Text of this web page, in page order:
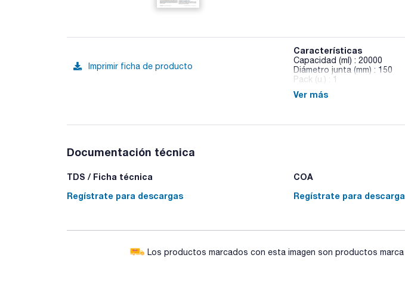
Imprimir ficha de producto
Características
Capacidad (ml) : 20000
Diámetro junta (mm) : 150
Pack (u.) : 1
Reactores esféricos, junta
Ver más
Documentación técnica
TDS / Ficha técnica
Regístrate para descargas
COA
Regístrate para
Los productos marcados con esta imagen son productos